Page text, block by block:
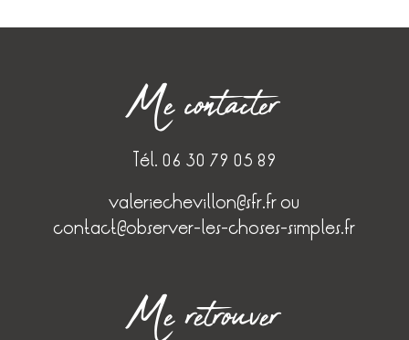
Me contacter
Tél. 06 30 79 05 89
valeriechevillon@sfr.frou
contact@observer-les-choses-simples.fr
Me retrouver